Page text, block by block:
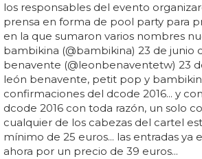
los responsables del evento
prensa en forma de pool party para
en la que sumaron varios nombres
bambikina (@bambikina) 23 de junio
benavente (@leonbenaventetw) 23
león benavente, petit pop y
confirmaciones del dcode 2016... y
dcode 2016 con toda razón, un solo
cualquier de los cabezas del cartel
mínimo de 25 euros... las entradas ya
ahora por un precio de 39 euros...